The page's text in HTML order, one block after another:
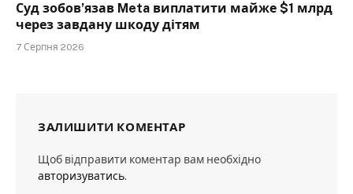
Суд зобов’язав Meta виплатити майже $1 млрд
через завдану шкоду дітям
7 Серпня 2026
ЗАЛИШИТИ КОМЕНТАР
Щоб відправити коментар вам необхідно
авторизуватись.